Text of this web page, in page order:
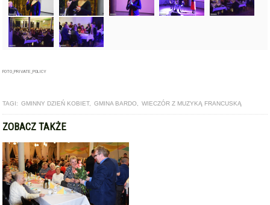
FOTO_PRIVATE_POLICY
TAGI: GMINNY DZIEŃ KOBIET, GMINA BARDO WIECZÓR Z MUZYKĄ FRANCUSKĄ
ZOBACZ TAKŻE